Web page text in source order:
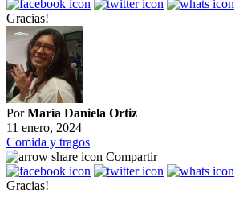
Gracias!
PorMaría Daniela Ortiz
11 enero, 2024
Comida y tragos
Compartir
Gracias!